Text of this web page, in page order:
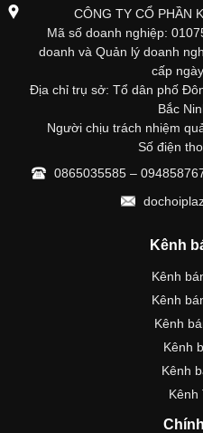
CÔNG TY CỔ PHẦN
Mã số doanh nghiệp:
doanh và Quản lý doanh
cấp
Địa chỉ trụ sở: Tổ dân phố
Bắc
Người chịu trách nhiệm
Số điện
0865035585 –
Kênh
Kênh
Kênh
Kênh
Kênh
Kênh
Kênh